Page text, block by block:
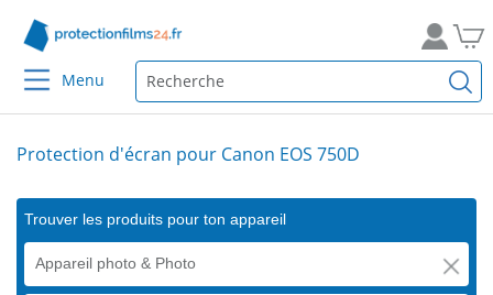
Menu
Protection d'écran pour Canon EOS 750D
Trouver les produits pour ton appareil
Appareil photo & Photo